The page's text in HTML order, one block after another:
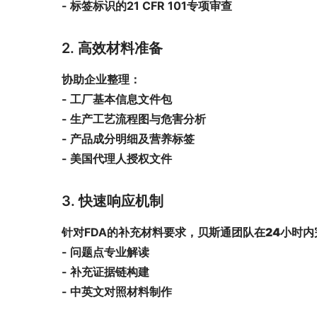
- 标签标识的21 CFR 101专项审查
2. 高效材料准备
协助企业整理：
- 工厂基本信息文件包
- 生产工艺流程图与危害分析
- 产品成分明细及营养标签
- 美国代理人授权文件
3. 快速响应机制
针对FDA的补充材料要求，贝斯通团队在24小时内
- 问题点专业解读
- 补充证据链构建
- 中英文对照材料制作